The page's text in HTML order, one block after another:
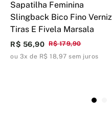
Sapatilha Feminina
Slingback Bico Fino Verniz
Tiras E Fivela Marsala
R$ 179,90
R$ 56,90
ou 3x de R$ 18,97 sem juros